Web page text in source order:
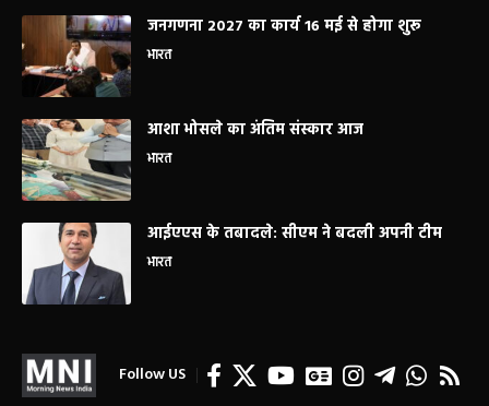
जनगणना 2027 का कार्य 16 मई से होगा शुरू
भारत
आशा भोसले का अंतिम संस्कार आज
भारत
आईएएस के तबादले: सीएम ने बदली अपनी टीम
भारत
Follow US